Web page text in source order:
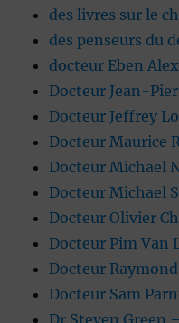
des livres sur le
des penseurs du
docteur Eben
Docteur Jean-
Docteur Jeffrey
Docteur Maurice
Docteur Michael
Docteur Michael
Docteur Olivier
Docteur Pim Van
Docteur
Docteur Sam